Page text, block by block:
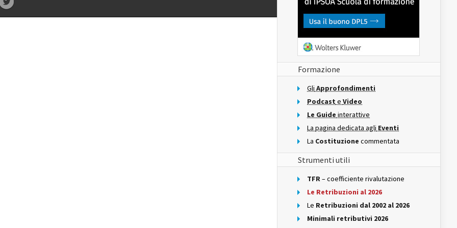
Formazione
Gli Approfondimenti
Podcast e Video
Le Guide interattive
La pagina dedicata agli Eventi
La Costituzione commentata
Strumenti utili
TFR– coefficiente rivalutazione
Le Retribuzioni al 2026
Le Retribuzioni dal 2002 al 2026
Minimali retributivi 2026